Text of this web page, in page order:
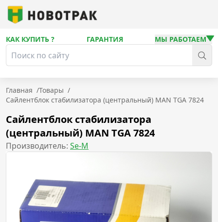
КАК КУПИТЬ ? ГАРАНТИЯ МЫ РАБОТАЕМ
Главная /Товары /
Сайлентблок стабилизатора (центральный) MAN TGA 7824
Сайлентблок стабилизатора
(центральный) MAN TGA 7824
Производитель: Se-M